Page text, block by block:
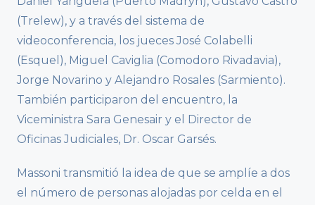
(Trelew), y a través del sistema de
videoconferencia, los jueces José Colabelli
(Esquel), Miguel Caviglia (Comodoro Rivadavia),
Jorge Novarino y Alejandro Rosales (Sarmiento).
También participaron del encuentro, la
Viceministra Sara Genesair y el Director de
Oficinas Judiciales, Dr. Oscar Garsés.
Massoni transmitió la idea de que se amplíe a dos
el número de personas alojadas por celda en el